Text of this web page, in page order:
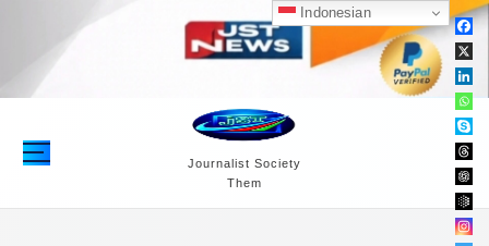
n
Journalist Society
Them
Indonesian